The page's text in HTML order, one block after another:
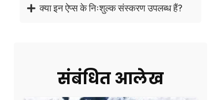
क्या इन ऐप्स के निःशुल्क संस्करण उपलब्ध हैं?
संबंधित आलेख